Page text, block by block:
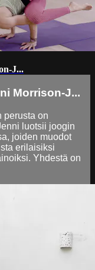
J...
Morrison-J...
perusta on
luotsii joogin
joiden muodot
erilaisiksi
Yhdestä on